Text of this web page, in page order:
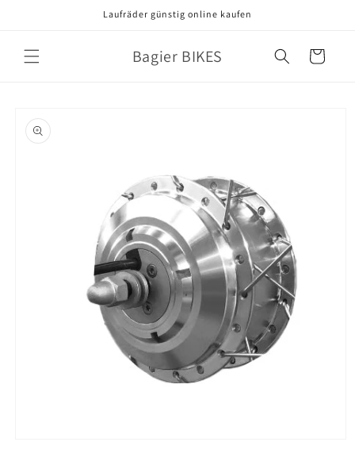
Laufräder günstig online kaufen
Bagier BIKES Warenkorb